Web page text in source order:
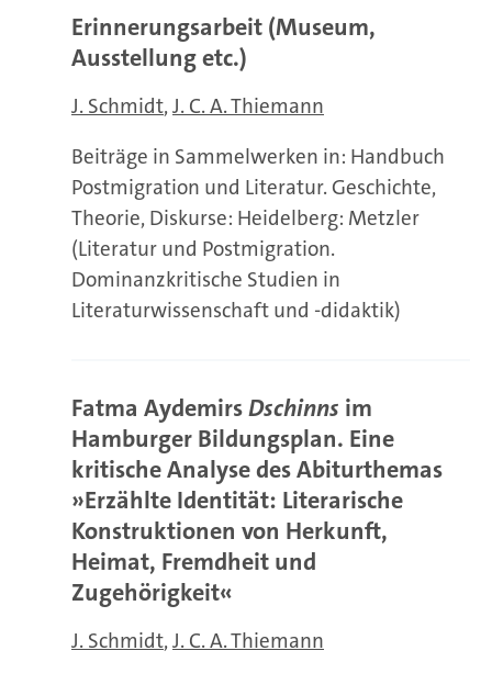
Erinnerungsarbeit (Museum,
Ausstellung etc.)
J. Schmidt J. C. A. Thiemann
Beiträge in Sammelwerken in: Handbuch
Postmigration und Literatur. Geschichte,
Theorie, Diskurse: Heidelberg: Metzler
(Literatur und Postmigration.
Dominanzkritische Studien in
Literaturwissenschaft und -didaktik)
Fatma AydemirsDschinns im
Hamburger Bildungsplan. Eine
kritische Analyse des Abiturthemas
»Erzählte Identität: Literarische
Konstruktionen von Herkunft,
Heimat, Fremdheit und
Zugehörigkeit«
J. Schmidt J. C. A. Thiemann